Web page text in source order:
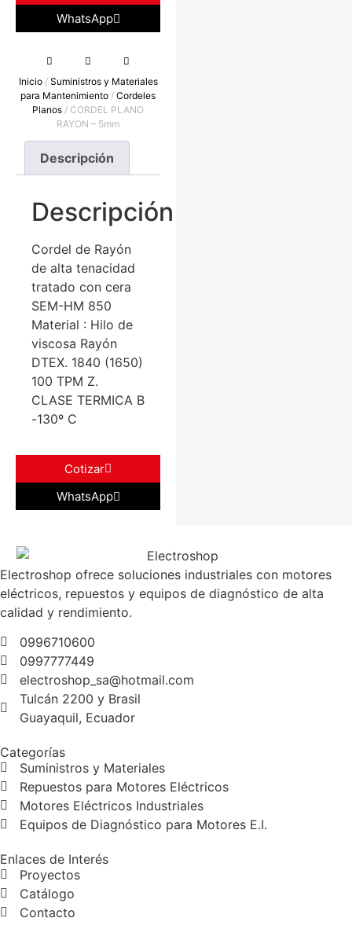
WhatsApp
Inicio/ Suministros y Materiales
para Mantenimiento / Cordeles
Planos / CORDEL PLANO
RAYON – 5mm
Descripción
Descripción
Cordel de Rayón
de alta tenacidad
tratado con cera
SEM-HM 850
Material : Hilo de
viscosa Rayón
DTEX. 1840 (1650)
100 TPM Z.
CLASE TERMICA B
-130º C
Cotizar
WhatsApp
Electroshop ofrece soluciones industriales con motores
eléctricos, repuestos y equipos de diagnóstico de alta
calidad y rendimiento.
0996710600
0997777449
electroshop_sa@hotmail.com
Tulcán 2200 y Brasil
Guayaquil, Ecuador
Categorías
Suministros y Materiales
Repuestos para Motores Eléctricos
Motores Eléctricos Industriales
Equipos de Diagnóstico para Motores E.I.
Enlaces de Interés
Proyectos
Catálogo
Contacto